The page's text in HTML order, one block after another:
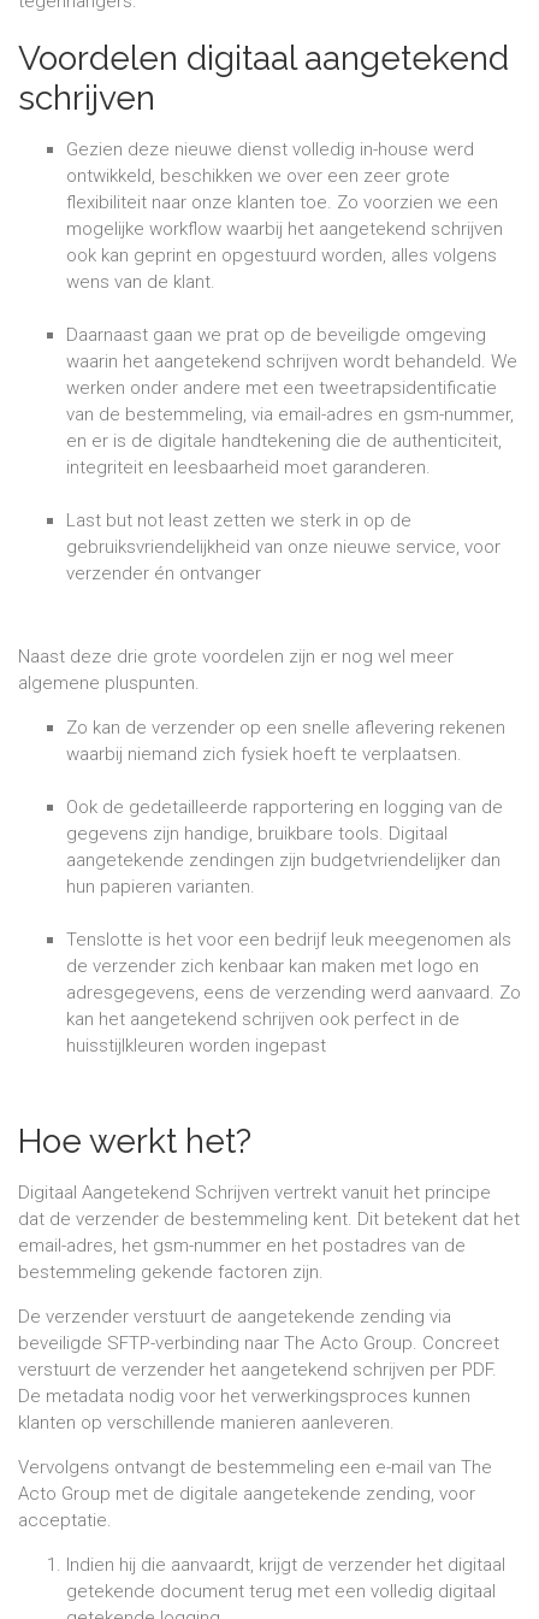
Voordelen digitaal aangetekend
schrijven
Gezien deze nieuwe dienst volledig in-house werd
ontwikkeld, beschikken we over een zeer grote
flexibiliteit naar onze klanten toe. Zo voorzien we een
mogelijke workflow waarbij het aangetekend schrijven
ook kan geprint en opgestuurd worden, alles volgens
wens van de klant.
Daarnaast gaan we prat op de beveiligde omgeving
waarin het aangetekend schrijven wordt behandeld. We
werken onder andere met een tweetrapsidentificatie
van de bestemmeling, via email-adres en gsm-nummer,
en er is de digitale handtekening die de authenticiteit,
integriteit en leesbaarheid moet garanderen.
Last but not least zetten we sterk in op de
gebruiksvriendelijkheid van onze nieuwe service, voor
verzender én ontvanger
Naast deze drie grote voordelen zijn er nog wel meer
algemene pluspunten.
Zo kan de verzender op een snelle aflevering rekenen
waarbij niemand zich fysiek hoeft te verplaatsen.
Ook de gedetailleerde rapportering en logging van de
gegevens zijn handige, bruikbare tools. Digitaal
aangetekende zendingen zijn budgetvriendelijker dan
hun papieren varianten.
Tenslotte is het voor een bedrijf leuk meegenomen als
de verzender zich kenbaar kan maken met logo en
adresgegevens, eens de verzending werd aanvaard. Zo
kan het aangetekend schrijven ook perfect in de
huisstijlkleuren worden ingepast
Hoe werkt het?
Digitaal Aangetekend Schrijven vertrekt vanuit het principe
dat de verzender de bestemmeling kent. Dit betekent dat het
email-adres, het gsm-nummer en het postadres van de
bestemmeling gekende factoren zijn.
De verzender verstuurt de aangetekende zending via
beveiligde SFTP-verbinding naar The Acto Group. Concreet
verstuurt de verzender het aangetekend schrijven per PDF.
De metadata nodig voor het verwerkingsproces kunnen
klanten op verschillende manieren aanleveren.
Vervolgens ontvangt de bestemmeling een e-mail van The
Acto Group met de digitale aangetekende zending, voor
acceptatie.
Indien hij die aanvaardt, krijgt de verzender het digitaal
getekende document terug met een volledig digitaal